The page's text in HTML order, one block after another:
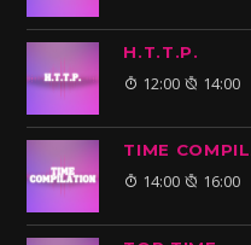
H.T.T.P.
12:00 14:00
TIME
14:00 16:00